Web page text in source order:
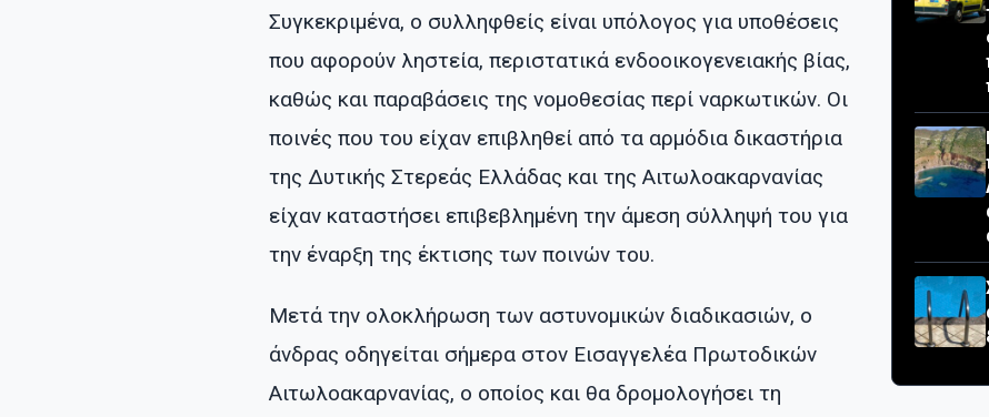
Συγκεκριμένα, ο συλληφθείς είναι υπόλογος για υποθέσεις
που αφορούν ληστεία, περιστατικά ενδοοικογενειακής βίας,
καθώς και παραβάσεις της νομοθεσίας περί ναρκωτικών. Οι
ποινές που του είχαν επιβληθεί από τα αρμόδια δικαστήρια
της Δυτικής Στερεάς Ελλάδας και της Αιτωλοακαρνανίας
είχαν καταστήσει επιβεβλημένη την άμεση σύλληψή του για
την έναρξη της έκτισης των ποινών του.
Μετά την ολοκλήρωση των αστυνομικών διαδικασιών, ο
άνδρας οδηγείται σήμερα στον Εισαγγελέα Πρωτοδικών
Αιτωλοακαρνανίας, ο οποίος και θα δρομολογήσει τη